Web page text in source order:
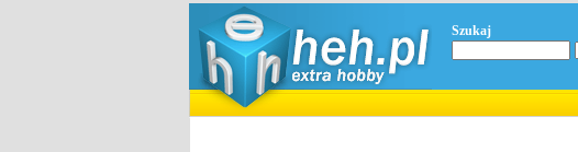
Szukaj